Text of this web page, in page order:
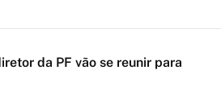
da PF vão se reunir para